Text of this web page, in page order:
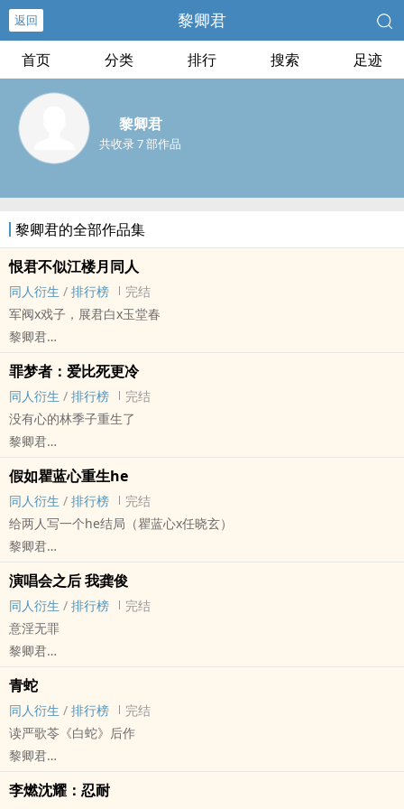
返回 黎卿君
首页 分类 排行 搜索 足迹
黎卿君
共收录 7 部作品
黎卿君的全部作品集
恨君不似江楼月同人
同人衍生 / 排行榜
完结
军阀x戏子，展君白x玉堂春
黎卿君
完结
罪梦者：爱比死更冷
同人衍生 / 排行榜
完结
没有心的林季子重生了
黎卿君
完结
假如瞿蓝心重生he
同人衍生 / 排行榜
完结
给两人写一个he结局（瞿蓝心x任晓玄）
黎卿君
猎罪[猎罪图鉴] - 瞿蓝心x任晓玄 同人衍生 - 影视同人 - GL
短篇 - 完结
演唱会之后 我龚俊
同人衍生 / 排行榜
完结
意淫无罪
黎卿君
短篇 - 完结
青蛇
同人衍生 / 排行榜
完结
读严歌苓《白蛇》后作
黎卿君
李燃沈耀：忍耐